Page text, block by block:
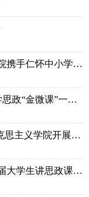
“马院+书院”赋能思政一体化 ——茅台学院携手仁怀中小学共研“四渡赤水”教学新路径
聚焦“金微课” 共筑“大思政” ——大中小学思政“金微课”一体化建设推进会召开
思政领航强教学 同台比武淬初心 ——马克思主义学院开展2026年春季学期课堂教学大比武活动
讲台转过来，青年自己讲 | 茅台学院第六届大学生讲思政课风采大赛决赛举行